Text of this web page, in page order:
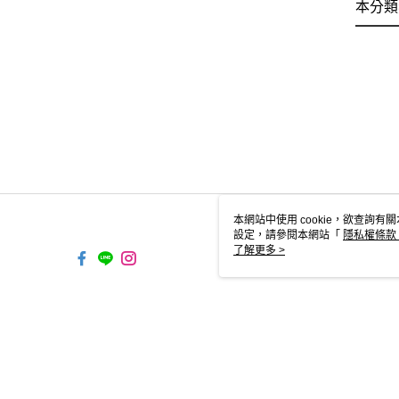
本分
本網站中使用 cookie，欲查詢有
設定，請參閱本網站「 隱私權條款
使用 cookie。
了解更多 >